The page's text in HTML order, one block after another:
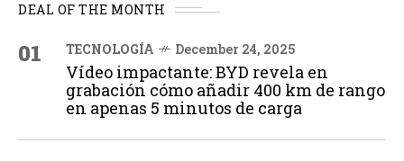
DEAL OF THE MONTH
01 TECNOLOGÍA December 24, 2025
Vídeo impactante: BYD revela en
grabación cómo añadir 400 km de rango
en apenas 5 minutos de carga